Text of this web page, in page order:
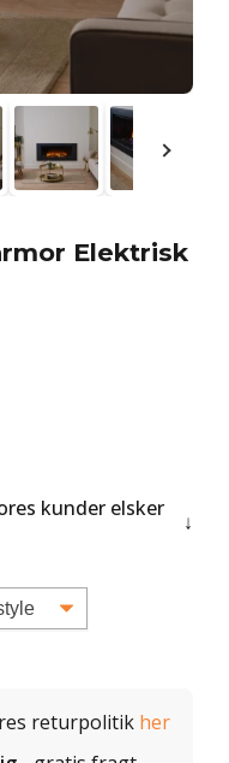
Elektrisk
kunder elsker
returpolitik her